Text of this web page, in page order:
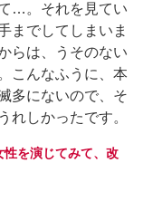
…。それを見てい
までしてしまいま
らは、うそのない
こんなふうに、本
多にないので、そ
れしかったです。
性を演じてみて、改